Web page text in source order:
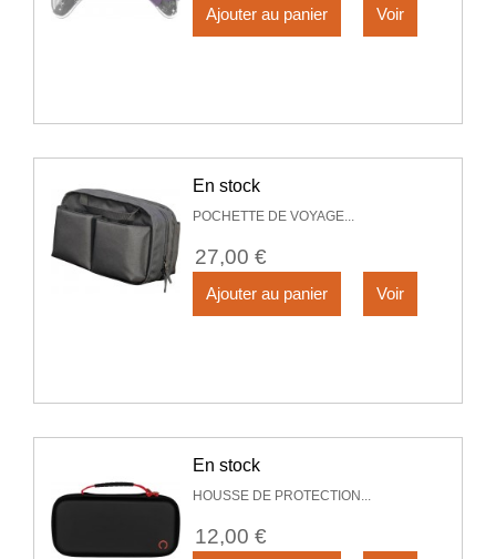
Ajouter au panier Voir
En stock
POCHETTE DE VOYAGE...
27,00 €
Ajouter au panier Voir
En stock
HOUSSE DE PROTECTION...
12,00 €